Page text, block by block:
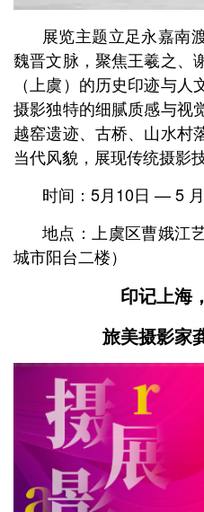
展览主题立足永嘉南
魏晋文脉，聚焦王羲之、
（上虞）的历史印迹与
摄影独特的细腻质感与视
越窑遗迹、古桥、山水村
当代风貌，展现传统摄影
时间：5月10日 — 5
地点：上虞区曹娥江
城市阳台二楼）
印记上海
旅美摄影家